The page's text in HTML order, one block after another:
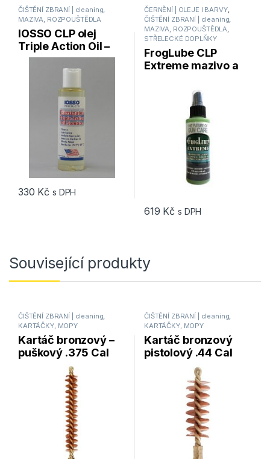
ČIŠTĚNÍ ZBRANÍ | cleaning,
MAZIVA, ROZPOUŠTĚDLA
IOSSO CLP olej
Triple Action Oil –
penetrační olej
330 Kč s DPH
ČERNĚNÍ | OLEJE l BARVY,
ČIŠTĚNÍ ZBRANÍ | cleaning,
MAZIVA, ROZPOUŠTĚDLA,
STŘELECKÉ DOPLŇKY
FrogLube CLP
Extreme mazivo a
118ml – sprej
619 Kč s DPH
Související produkty
ČIŠTĚNÍ ZBRANÍ | cleaning,
KARTÁČKY, MOPY
Kartáč bronzový –
puškový .375 Cal
Pro-Shot Products
ČIŠTĚNÍ ZBRANÍ | cleaning,
KARTÁČKY, MOPY
Kartáč bronzový
pistolový .44 Cal
Pro-Shot Products